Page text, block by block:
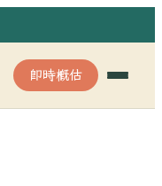
即時概估